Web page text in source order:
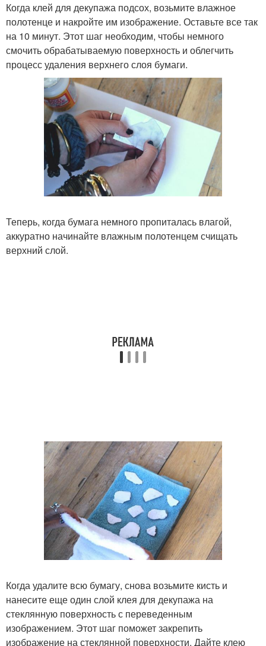
Когда клей для декупажа подсох, возьмите влажное
полотенце и накройте им изображение. Оставьте все так
на 10 минут. Этот шаг необходим, чтобы немного
смочить обрабатываемую поверхность и облегчить
процесс удаления верхнего слоя бумаги.
Теперь, когда бумага немного пропиталась влагой,
аккуратно начинайте влажным полотенцем счищать
верхний слой.
Когда удалите всю бумагу, снова возьмите кисть и
нанесите еще один слой клея для декупажа на
стеклянную поверхность с переведенным
изображением. Этот шаг поможет закрепить
изображение на стеклянной поверхности. Дайте клею